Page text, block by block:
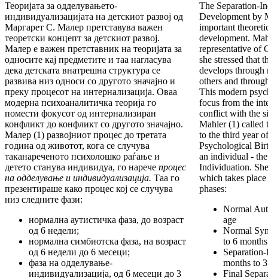
Теоријата за одделувањето-
индивидуализацијата на детскиот развој од
Маргарет С. Малер претставува важен
теоретски концепт за детскиот развој.
Малер е важен претставник на теоријата за
односите кај предметите и таа нагласува
дека детската внатрешна структура се
развива низ односи со другото значајно и
преку процесот на интернализација. Оваа
модерна психоаналитичка теорија го
помести фокусот од интернализиран
конфликт до конфликт со другото значајно.
Малер (1) развојниот процес до третата
година од животот, кога се случува
таканареченото психолошко раѓање и
детето станува индивидуа, го нарече процес
на одделување и индивидуализација. Таа го
презентираше како процес кој се случува
низ следните фази:
нормална аутистичка фаза, до возраст
од 6 недели;
нормална симбиотска фаза, на возраст
од 6 недели до 6 месеци;
фаза на одделување-
индивидуализација, од 6 месеци до 3
The Separation-
Development by
important
development.
representative of
she stressed that
develops
others and
This modern
focus from the
conflict with the
Mahler (1) called
to the third year
Psychological
an individual -
Individuation.
which takes
phases:
Normal
age
Normal
to 6
months to
Final